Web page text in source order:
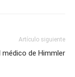
Artículo siguiente
médico de Himmler